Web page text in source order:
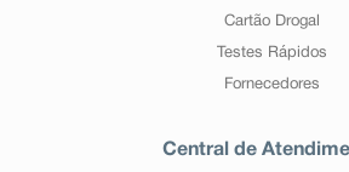
Cartão Drogal
Testes Rápidos
Fornecedores
Central de